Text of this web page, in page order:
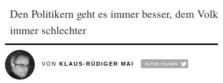
Den Politikern geht es immer besser, dem Volk
immer schlechter
VON KLAUS-RÜDIGER MAI